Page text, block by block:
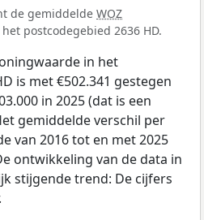
de gemiddelde WOZ
postcodegebied 2636 HD.
in het
is met €502.341 gestegen
in 2025 (dat is een
gemiddelde verschil per
van 2016 tot en met 2025
ontwikkeling van de data in
stijgende trend: De cijfers